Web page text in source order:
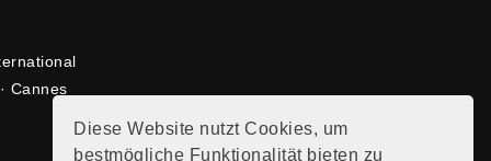
Diese Website nutzt Cookies, um
bestmögliche Funktionalität bieten zu
Cannes